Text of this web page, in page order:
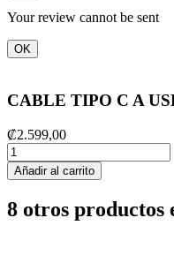
Your review cannot be sent
OK
CABLE TIPO C A
₡2.599,00
Añadir al carrito
8 otros productos